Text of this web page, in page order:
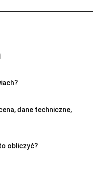
dane techniczne,
obliczyć?